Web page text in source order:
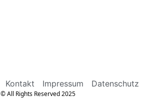
Kontakt Impressum Datenschutz
© All Rights Reserved 2025